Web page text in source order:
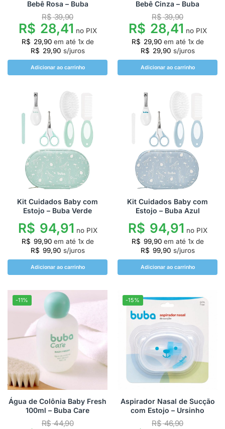
Bebê Rosa – Buba
R$39,90
R$ 28,41 no PIX
R$ 29,90 em até 1x de
R$ 29,90 s/juros
Adicionar ao carrinho
Bebê Cinza – Buba
R$39,90
R$ 28,41 no PIX
R$ 29,90 em até 1x de
R$ 29,90 s/juros
Adicionar ao carrinho
Kit Cuidados Baby com
Estojo – Buba Verde
R$ 94,91 no PIX
R$ 99,90 em até 1x de
R$ 99,90 s/juros
Adicionar ao carrinho
Kit Cuidados Baby com
Estojo – Buba Azul
R$ 94,91 no PIX
R$ 99,90 em até 1x de
R$ 99,90 s/juros
Adicionar ao carrinho
-11%
Água de Colônia Baby Fresh
100ml – Buba Care
R$44,90
-15%
Aspirador Nasal de Sucção
com Estojo – Ursinho
R$46,90